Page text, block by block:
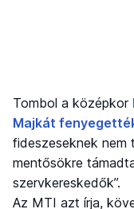
Tombol a középkor
Majkát
fideszeseknek nem
mentősökre
szervkereskedők”.
Az MTI azt írja,